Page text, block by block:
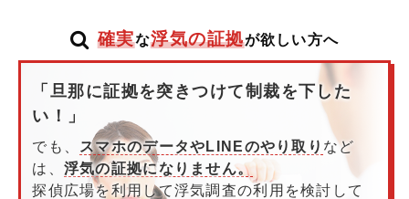
確実な浮気の証拠が欲しい方へ
「旦那に証拠を突きつけて制裁を下した
い！」
でも、 スマホのデータやLINEのやり取り など
は、 浮気の証拠になりません。
探偵広場を利用して浮気調査の利用を検討して